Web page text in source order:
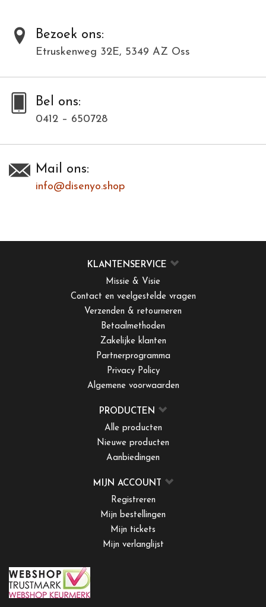
Bezoek ons:
Etruskenweg 32E, 5349 AZ Oss
Bel ons:
0412 – 650728
Mail ons:
info@disenyo.shop
KLANTENSERVICE
Missie & Visie
Contact en veelgestelde vragen
Verzenden & retourneren
Betaalmethoden
Zakelijke klanten
Partnerprogramma
Privacy Policy
Algemene voorwaarden
PRODUCTEN
Alle producten
Nieuwe producten
Aanbiedingen
MIJN ACCOUNT
Registreren
Mijn bestellingen
Mijn tickets
Mijn verlanglijst